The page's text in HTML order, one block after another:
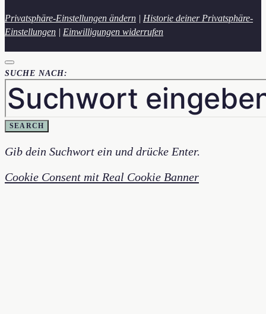
Privatsphäre-Einstellungen ändern | Historie deiner Privatsphäre-
Einstellungen | Einwilligungen widerrufen
SUCHE NACH:
SEARCH
Gib dein Suchwort ein und drücke Enter.
Cookie Consent mit Real Cookie Banner